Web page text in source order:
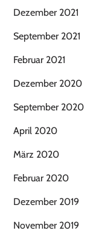
Dezember 2021
September 2021
Februar 2021
Dezember 2020
September 2020
April 2020
März 2020
Februar 2020
Dezember 2019
November 2019